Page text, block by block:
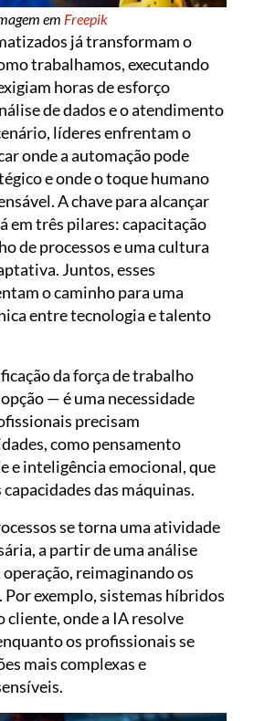
em Freepik
já transformam o
trabalhamos, executando
horas de esforço
de dados e o atendimento
líderes enfrentam o
onde a automação pode
e onde o toque humano
A chave para alcançar
em três pilares: capacitação
de processos e uma cultura
Juntos, esses
o caminho para uma
entre tecnologia e talento
da força de trabalho
— é uma necessidade
precisam
como pensamento
e inteligência emocional, que
das máquinas.
se torna uma atividade
a partir de uma análise
reimaginando os
exemplo, sistemas híbridos
cliente, onde a IA resolve
os profissionais se
mais complexas e